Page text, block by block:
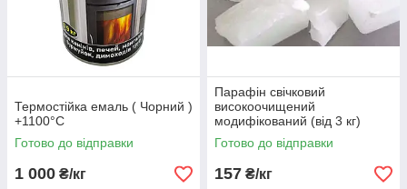
Термостійка емаль ( Чорний )
+1100°С
Готово до відправки
1 000 ₴/кг
Парафін свічковий
високоочищений
модифікований (від 3 кг)
Готово до відправки
157 ₴/кг